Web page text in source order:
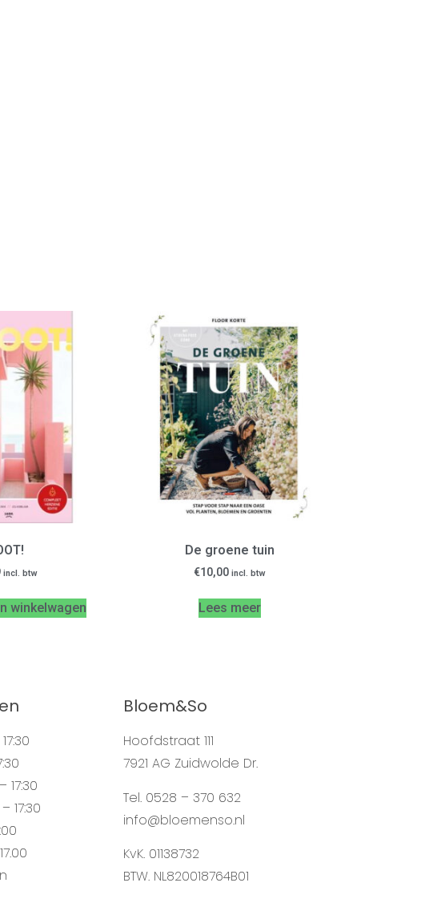
incl. btw
winkelwagen
De groene tuin
€10,00 incl. btw
Lees meer
17:30
17:30
Bloem&So
Hoofdstraat 111
7921 AG Zuidwolde Dr.
Tel. 0528 – 370 632
info@bloemenso.nl
KvK. 01138732
BTW. NL820018764B01